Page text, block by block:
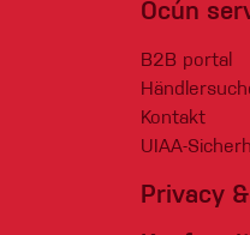
Ocún
B2B portal
Kontakt
UIAA-
Privacy